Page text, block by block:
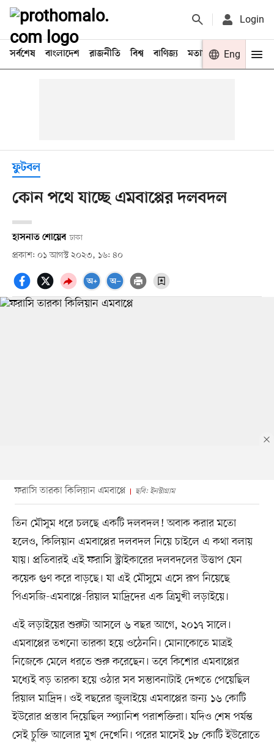
Login
সর্বশেষ বাংলাদেশ রাজনীতি বিশ্ব বাণিজ্য মতামত খেলা
Eng
ফুটবল
কোন পথে যাচ্ছে এমবাপ্পের দলবদল
হাসনাত শোয়েব ঢাকা
প্রকাশ: ০১ আগস্ট ২০২৩, ১৬: ৪০
ফরাসি তারকা কিলিয়ান এমবাপ্পে ছবি: ইনস্টাগ্রাম
তিন মৌসুম ধরে চলছে একটি দলবদল! অবাক করার মতো
হলেও, কিলিয়ান এমবাপ্পের দলবদল নিয়ে চাইলে এ কথা বলায়
যায়। প্রতিবারই এই ফরাসি স্ট্রাইকারের দলবদলের উত্তাপ যেন
কয়েক গুণ করে বাড়ছে। যা এই মৌসুমে এসে রূপ নিয়েছে
পিএসজি-এমবাপ্পে-রিয়াল মাদ্রিদের এক ত্রিমুখী লড়াইয়ে।
এই লড়াইয়ের শুরুটা আসলে ৬ বছর আগে, ২০১৭ সালে।
এমবাপ্পের তখনো তারকা হয়ে ওঠেননি। মোনাকোতে মাত্রই
নিজেকে মেলে ধরতে শুরু করেছেন। তবে কিশোর এমবাপ্পের
মধ্যেই বড় তারকা হয়ে ওঠার সব সম্ভাবনাটাই দেখতে পেয়েছিল
রিয়াল মাদ্রিদ। ওই বছরের জুলাইয়ে এমবাপ্পের জন্য ১৬ কোটি
ইউরোর প্রস্তাব দিয়েছিল স্প্যানিশ পরাশক্তিরা। যদিও শেষ পর্যন্ত
সেই চুক্তি আলোর মুখ দেখেনি। পরের মাসেই ১৮ কোটি ইউরোতে